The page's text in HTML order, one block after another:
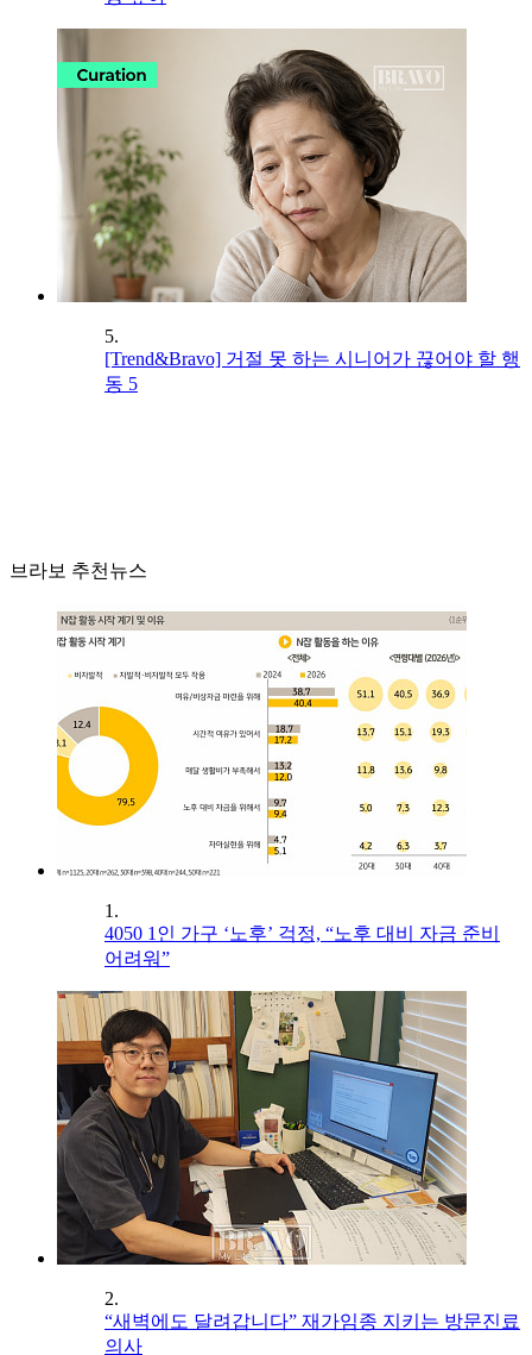
5.
[Trend&Bravo] 거절 못 하는 시니어가 끊어야 할 행
동 5
브라보 추천뉴스
1.
4050 1인 가구 ‘노후’ 걱정, “노후 대비 자금 준비
어려워”
2.
“새벽에도 달려갑니다” 재가임종 지키는 방문진료
의사